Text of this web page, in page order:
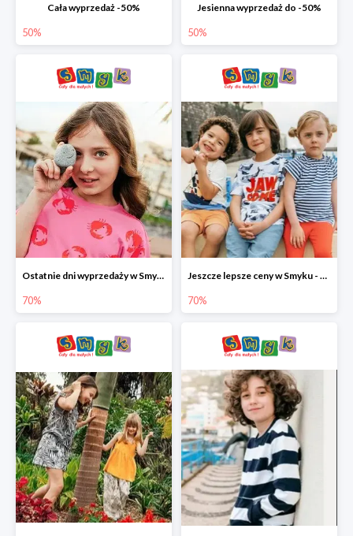
Cała wyprzedaż -50%
50%
Jesienna wyprzedaż do -50%
50%
Ostatnie dni wyprzedaży w Smyku - ubrania i buty do -70%
70%
Jeszcze lepsze ceny w Smyku - ubrania i buty do -70%
70%